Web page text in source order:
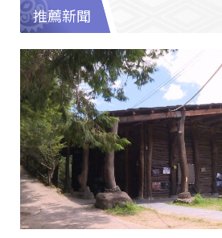
推薦新聞